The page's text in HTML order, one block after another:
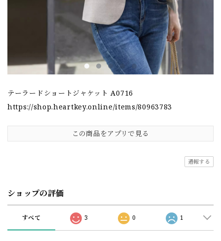
テーラードショートジャケット A0716
https://shop.heartkey.online/items/80963783
この商品をアプリで見る
通報する
ショップの評価
すべて 3 0 1